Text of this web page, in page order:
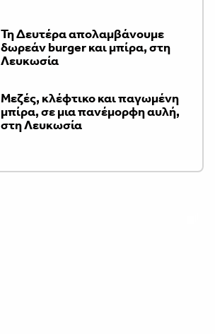
Τη Δευτέρα απολαμβάνουμε
δωρεάν burger και μπίρα, στη
Λευκωσία
Μεζές, κλέφτικο και παγωμένη
μπίρα, σε μια πανέμορφη αυλή,
στη Λευκωσία